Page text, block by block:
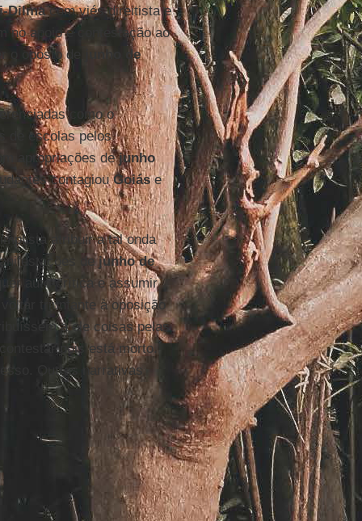
Dilmacom viés direitista e
no apoio e contestação ao
o oposto de
junho de
como o
de escolas pelos
apropriações dejunho
contagiouGoiáse
atribuir a tal onda
dejunho de
auto-crítica e assumir
triunfante à oposição
a ele coisas pelas
pois está morto.
Outras narrativas